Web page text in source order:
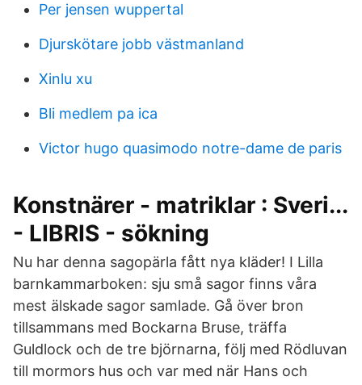
Per jensen wuppertal
Djurskötare jobb västmanland
Xinlu xu
Bli medlem pa ica
Victor hugo quasimodo notre-dame de paris
Konstnärer - matriklar : Sveri...
- LIBRIS - sökning
Nu har denna sagopärla fått nya kläder! I Lilla
barnkammarboken: sju små sagor finns våra
mest älskade sagor samlade. Gå över bron
tillsammans med Bockarna Bruse, träffa
Guldlock och de tre björnarna, följ med Rödluvan
till mormors hus och var med när Hans och